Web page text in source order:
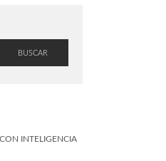
BUSCAR
INTELIGENCIA